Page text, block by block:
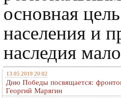
основная
населения и
наследия
13.05.2019 20:02
Дню Победы посвящается:
Георгий Марягин